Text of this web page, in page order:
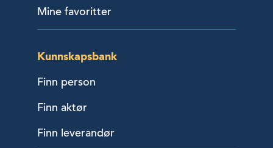
Mine favoritter
Kunnskapsbank
Finn person
Finn aktør
Finn leverandør